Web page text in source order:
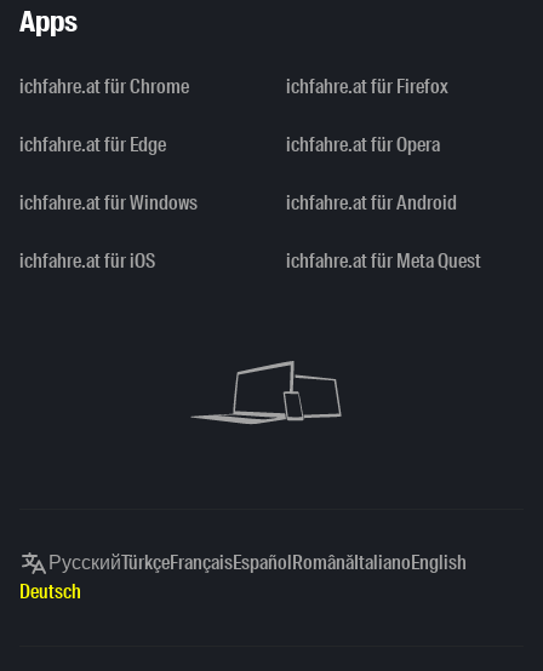
Apps
ichfahre.at für Chrome ichfahre.at für Firefox
ichfahre.at für Edge ichfahre.at für Opera
ichfahre.at für Windows ichfahre.at für Android
ichfahre.at für iOS ichfahre.at für Meta Quest
РусскийTürkçeFrançaisEspañolRomânăItalianoEnglish
Deutsch